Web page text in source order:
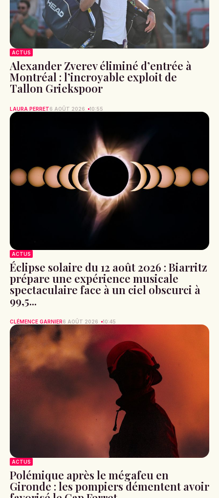
ACTUS
Alexander Zverev éliminé d’entrée à
Montréal : l’incroyable exploit de
Tallon Griekspoor
LAURA PERRET6 AOÛT 2026 10:55
ACTUS
Éclipse solaire du 12 août 2026 : Biarritz
prépare une expérience musicale
spectaculaire face à un ciel obscurci à
99,5...
CLÉMENCE GARNIER6 AOÛT 2026 10:45
ACTUS
Polémique après le mégafeu en
Gironde : les pompiers démentent avoir